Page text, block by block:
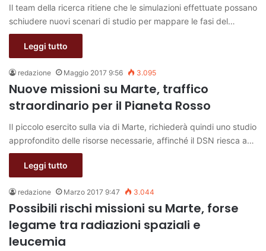
Il team della ricerca ritiene che le simulazioni effettuate possano
schiudere nuovi scenari di studio per mappare le fasi del…
Leggi tutto
redazione Maggio 2017 9:56 3.095
Nuove missioni su Marte, traffico
straordinario per il Pianeta Rosso
Il piccolo esercito sulla via di Marte, richiederà quindi uno studio
approfondito delle risorse necessarie, affinché il DSN riesca a…
Leggi tutto
redazione Marzo 2017 9:47 3.044
Possibili rischi missioni su Marte, forse
legame tra radiazioni spaziali e
leucemia